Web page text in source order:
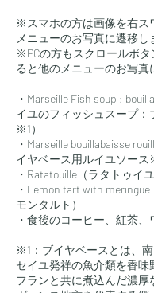
※スマホの方は画像を右ス
メニューのお写真に遷移し
※PCの方もスクロールボタ
ると他のメニューのお写真
・Marseille Fish soup :
イユのフィッシュスープ：
※1）
・Marseille bouillabaisse
イヤベース用ルイユソース
・Ratatouille（ラタトゥイユ
・Lemon tart with
モンタルト）
・食後のコーヒー、紅茶、
※1：ブイヤベースとは、
セイユ発祥の魚介類を香味
フランと共に煮込んだ濃厚